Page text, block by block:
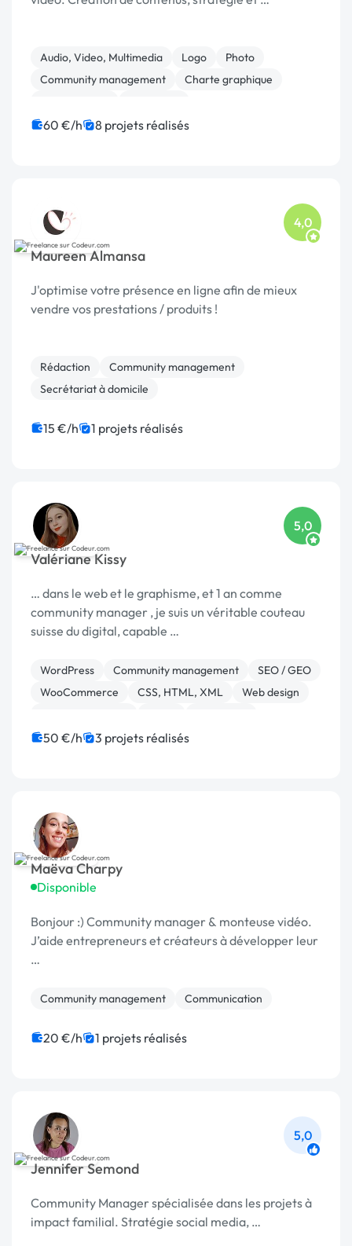
Audio, Video, Multimedia Logo
Photo
Community management
Charte graphique
60 €/h 8 projets réalisés
Maureen Almansa
4,0
J'optimise votre présence en ligne afin de mieux
vendre vos prestations / produits !
Rédaction
Community management
Secrétariat à domicile
15 €/h 1 projets réalisés
Valériane Kissy
5,0
… dans le web et le graphisme, et 1 an comme
community manager , je suis un véritable couteau
suisse du digital, capable …
WordPress Community management
SEO / GEO
WooCommerce
CSS, HTML, XML
Web design
Print (flyer, plaquette, affiche...)
50 €/h 3 projets réalisés
Maëva Charpy
Disponible
Bonjour :) Community manager & monteuse vidéo.
J’aide entrepreneurs et créateurs à développer leur
…
Community management Communication
20 €/h 1 projets réalisés
Jennifer Semond
5,0
Community Manager spécialisée dans les projets à
impact familial. Stratégie social media, …